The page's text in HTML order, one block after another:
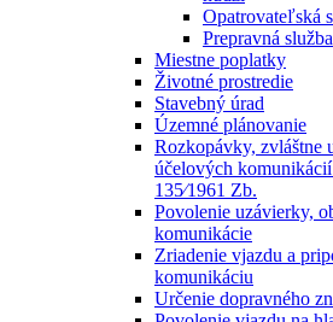
Opatrovateľská
Prepravná služba
Miestne poplatky
Životné prostredie
Stavebný úrad
Územné plánovanie
Rozkopávky, zvláštne
účelových
135⁄1961 Zb.
Povolenie uzávierky,
komunikácie
Zriadenie vjazdu a
komunikáciu
Určenie dopravného